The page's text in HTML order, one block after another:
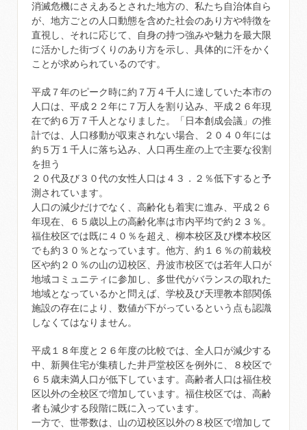
消滅危機にさえあるとされた地方の、私たち自治体自ら
が、地方ごとの人口動態を含めた社会のあり方や特徴を
直視し、それに応じて、自身の持つ強みや魅力を最大限
に活かした街づくりのあり方を示し、具体的に汗をかく
ことが求められているのです。
平成７年のピーク時に約７万４千人に達していた本市の
人口は、平成２２年に７万人を割り込み、平成２６年現
在で約６万７千人となりました。「日本創成会議」の推
計では、人口移動が収束されない場合、２０４０年には
約５万１千人に落ち込み、人口再生産の上で主要な役割
を担う
２０代及び３０代の女性人口は４３．２％低下すると予
測されています。
人口の減少だけでなく、高齢化も着実に進み、平成２６
年現在、６５歳以上の高齢化率は市内平均で約２３％。
福住校区では既に４０％を超え、柳本校区及び櫟本校区
でも約３０％となっています。他方、約１６％の前栽校
区や約２０％の山の辺校区、丹波市校区では若年人口が
地域コミュニティに参加し、多世代がバランスの取れた
地域となっているかと問えば、学校及び天理教本部関係
施設の存在により、数値が下がっているという点も認識
しなくてはなりません。
平成１８年度と２６年度の比較では、全人口が減少する
中、新興住宅が集積した井戸堂校区を例外に、８校区で
６５歳未満人口が低下しています。高齢者人口は福住校
区以外の全校区で増加しています。福住校区では、高齢
者も減少する段階に既に入っています。
一方で、世帯数は、山の辺校区以外の８校区で増加して